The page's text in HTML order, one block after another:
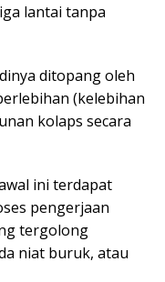
lantai tanpa
ditopang oleh
(kelebihan
kolaps secara
ini terdapat
pengerjaan
tergolong
niat buruk, atau